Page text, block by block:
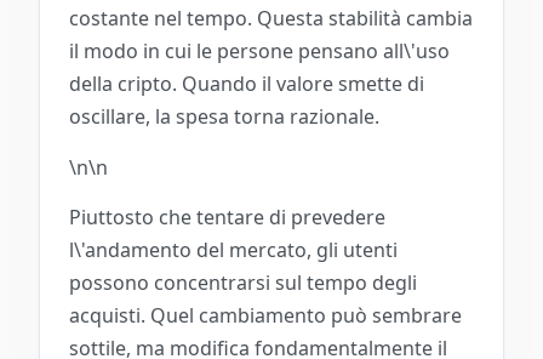
costante nel tempo. Questa stabilità cambia
il modo in cui le persone pensano all\'uso
della cripto. Quando il valore smette di
oscillare, la spesa torna razionale.
\n\n
Piuttosto che tentare di prevedere
l\'andamento del mercato, gli utenti
possono concentrarsi sul tempo degli
acquisti. Quel cambiamento può sembrare
sottile, ma modifica fondamentalmente il